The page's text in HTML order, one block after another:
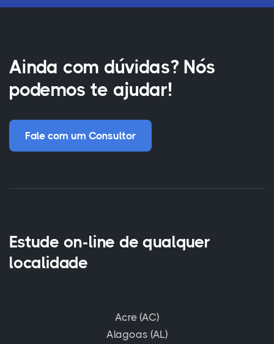
Ainda com dúvidas? Nós
podemos te ajudar!
Fale com um Consultor
Estude on-line de qualquer
localidade
Acre (AC)
Alagoas (AL)